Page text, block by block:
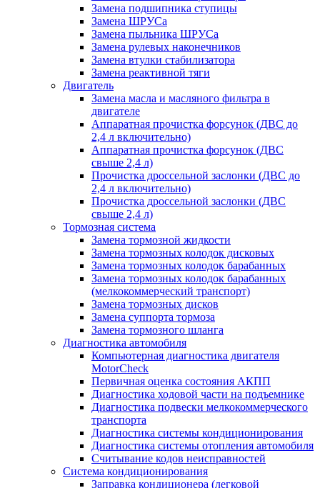
Замена подшипника ступицы
Замена ШРУСа
Замена пыльника ШРУСа
Замена рулевых наконечников
Замена втулки стабилизатора
Замена реактивной тяги
Двигатель
Замена масла и масляного фильтра в
двигателе
Аппаратная прочистка форсунок (ДВС до
2,4 л включительно)
Аппаратная прочистка форсунок (ДВС
свыше 2,4 л)
Прочистка дроссельной заслонки (ДВС до
2,4 л включительно)
Прочистка дроссельной заслонки (ДВС
свыше 2,4 л)
Тормозная система
Замена тормозной жидкости
Замена тормозных колодок дисковых
Замена тормозных колодок барабанных
Замена тормозных колодок барабанных
(мелкокоммерческий транспорт)
Замена тормозных дисков
Замена суппорта тормоза
Замена тормозного шланга
Диагностика автомобиля
Компьютерная диагностика двигателя
MotorCheсk
Первичная оценка состояния АКПП
Диагностика ходовой части на подъемнике
Диагностика подвески мелкокоммерческого
транспорта
Диагностика системы кондиционирования
Диагностика системы отопления автомобиля
Считывание кодов неисправностей
Система кондиционирования
Заправка кондиционера (легковой